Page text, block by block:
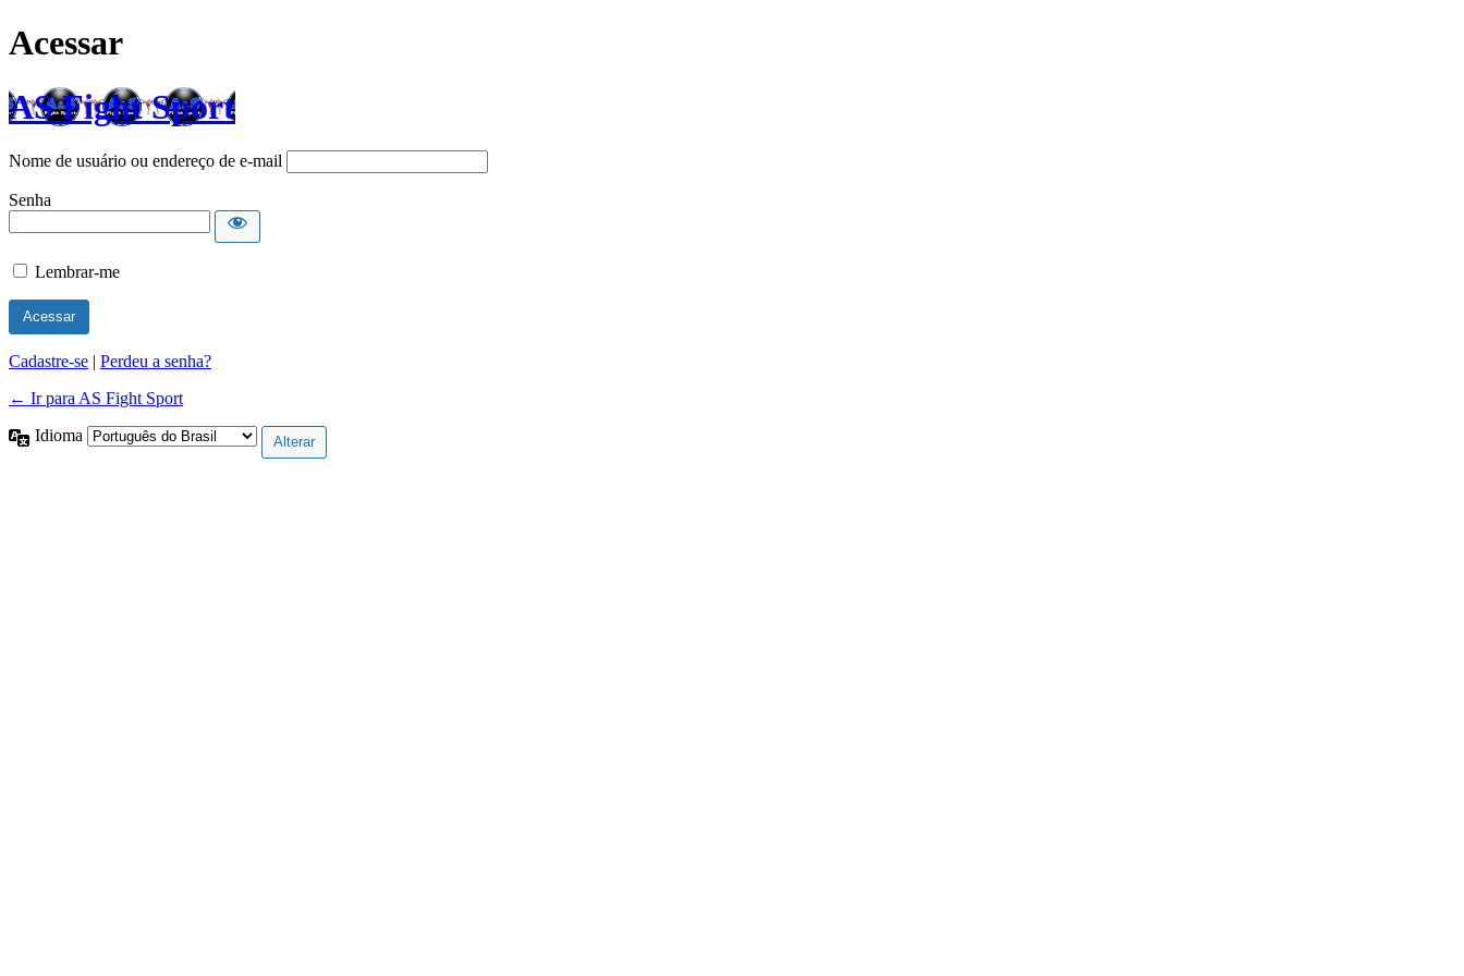
Acessar
AS Fight Sport
Nome de usuário ou endereço de e-mail
Senha
Lembrar-me
Cadastre-se | Perdeu a senha?
← Ir para AS Fight Sport
Idioma